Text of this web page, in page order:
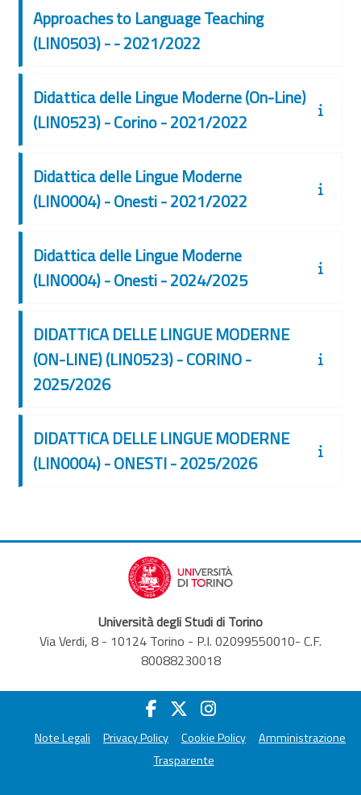
Approaches to Language Teaching
(LIN0503) - - 2021/2022
Didattica delle Lingue Moderne (On-Line)
(LIN0523) - Corino - 2021/2022
Didattica delle Lingue Moderne
(LIN0004) - Onesti - 2021/2022
Didattica delle Lingue Moderne
(LIN0004) - Onesti - 2024/2025
DIDATTICA DELLE LINGUE MODERNE
(ON-LINE) (LIN0523) - CORINO -
2025/2026
DIDATTICA DELLE LINGUE MODERNE
(LIN0004) - ONESTI - 2025/2026
Università degli Studi di Torino
Via Verdi, 8 - 10124 Torino - P.I. 02099550010- C.F.
80088230018
Note Legali Privacy Policy Cookie Policy
Amministrazione
Trasparente